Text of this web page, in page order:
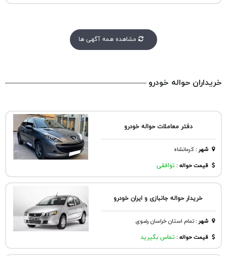
مشاهده همه آگهی ها
خریداران حواله خودرو
دفتر معاملات حواله خودرو
شهر:كرمانشاه
قیمت حواله : توافقی
خریدار حواله جانبازی و ایران خودرو
شهر:تمام استان خراسان رضوی
قیمت حواله : تماس بگیرید